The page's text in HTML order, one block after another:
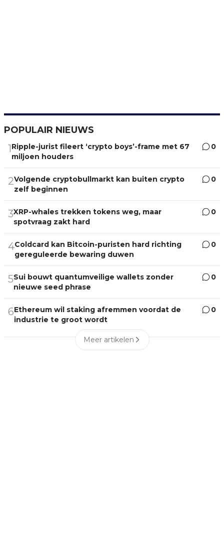
POPULAIR NIEUWS
1Ripple-jurist fileert ‘crypto boys’-frame met 67
miljoen houders
0
2Volgende cryptobullmarkt kan buiten crypto
zelf beginnen
0
3XRP-whales trekken tokens weg, maar
spotvraag zakt hard
0
4Coldcard kan Bitcoin-puristen hard richting
gereguleerde bewaring duwen
0
5Sui bouwt quantumveilige wallets zonder
nieuwe seed phrase
0
6Ethereum wil staking afremmen voordat de
industrie te groot wordt
0
Meer artikelen